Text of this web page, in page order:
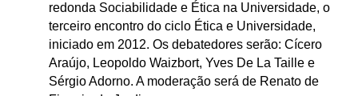
redonda Sociabilidade e Ética na Universidade, o
terceiro encontro do ciclo Ética e Universidade,
iniciado em 2012. Os debatedores serão: Cícero
Araújo, Leopoldo Waizbort, Yves De La Taille e
Sérgio Adorno. A moderação será de Renato de